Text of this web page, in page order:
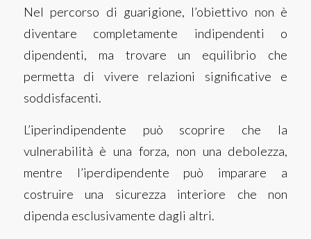
Nel percorso di guarigione, l’obiettivo non è
diventare completamente indipendenti o
dipendenti, ma trovare un equilibrio che
permetta di vivere relazioni significative e
soddisfacenti.
L’iperindipendente può scoprire che la
vulnerabilità è una forza, non una debolezza,
mentre l’iperdipendente può imparare a
costruire una sicurezza interiore che non
dipenda esclusivamente dagli altri.